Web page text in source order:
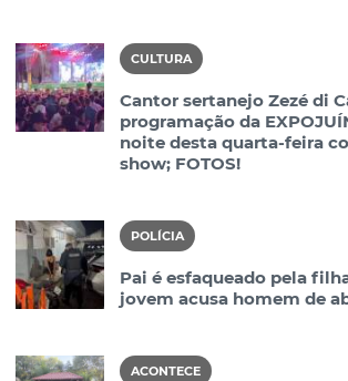
CULTURA
Cantor sertanejo Zezé di
programação da
noite desta quarta-feira
show; FOTOS!
POLÍCIA
Pai é esfaqueado pela
jovem acusa homem de
ACONTECE